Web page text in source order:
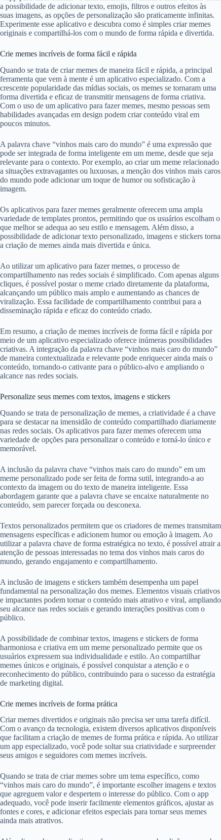
a possibilidade de adicionar texto, emojis, filtros e outros efeitos às
suas imagens, as opções de personalização são praticamente infinitas.
Experimente esse aplicativo e descubra como é simples criar memes
originais e compartilhá-los com o mundo de forma rápida e divertida.
Crie memes incríveis de forma fácil e rápida
Quando se trata de criar memes de maneira fácil e rápida, a principal
ferramenta que vem à mente é um aplicativo especializado. Com a
crescente popularidade das mídias sociais, os memes se tornaram uma
forma divertida e eficaz de transmitir mensagens de forma criativa.
Com o uso de um aplicativo para fazer memes, mesmo pessoas sem
habilidades avançadas em design podem criar conteúdo viral em
poucos minutos.
A palavra chave “vinhos mais caro do mundo” é uma expressão que
pode ser integrada de forma inteligente em um meme, desde que seja
relevante para o contexto. Por exemplo, ao criar um meme relacionado
a situações extravagantes ou luxuosas, a menção dos vinhos mais caros
do mundo pode adicionar um toque de humor ou sofisticação à
imagem.
Os aplicativos para fazer memes geralmente oferecem uma ampla
variedade de templates prontos, permitindo que os usuários escolham o
que melhor se adequa ao seu estilo e mensagem. Além disso, a
possibilidade de adicionar texto personalizado, imagens e stickers torna
a criação de memes ainda mais divertida e única.
Ao utilizar um aplicativo para fazer memes, o processo de
compartilhamento nas redes sociais é simplificado. Com apenas alguns
cliques, é possível postar o meme criado diretamente da plataforma,
alcançando um público mais amplo e aumentando as chances de
viralização. Essa facilidade de compartilhamento contribui para a
disseminação rápida e eficaz do conteúdo criado.
Em resumo, a criação de memes incríveis de forma fácil e rápida por
meio de um aplicativo especializado oferece inúmeras possibilidades
criativas. A integração da palavra chave “vinhos mais caro do mundo”
de maneira contextualizada e relevante pode enriquecer ainda mais o
conteúdo, tornando-o cativante para o público-alvo e ampliando o
alcance nas redes sociais.
Personalize seus memes com textos, imagens e stickers
Quando se trata de personalização de memes, a criatividade é a chave
para se destacar na imensidão de conteúdo compartilhado diariamente
nas redes sociais. Os aplicativos para fazer memes oferecem uma
variedade de opções para personalizar o conteúdo e torná-lo único e
memorável.
A inclusão da palavra chave “vinhos mais caro do mundo” em um
meme personalizado pode ser feita de forma sutil, integrando-a ao
contexto da imagem ou do texto de maneira inteligente. Essa
abordagem garante que a palavra chave se encaixe naturalmente no
conteúdo, sem parecer forçada ou desconexa.
Textos personalizados permitem que os criadores de memes transmitam
mensagens específicas e adicionem humor ou emoção à imagem. Ao
utilizar a palavra chave de forma estratégica no texto, é possível atrair a
atenção de pessoas interessadas no tema dos vinhos mais caros do
mundo, gerando engajamento e compartilhamento.
A inclusão de imagens e stickers também desempenha um papel
fundamental na personalização dos memes. Elementos visuais criativos
e impactantes podem tornar o conteúdo mais atrativo e viral, ampliando
seu alcance nas redes sociais e gerando interações positivas com o
público.
A possibilidade de combinar textos, imagens e stickers de forma
harmoniosa e criativa em um meme personalizado permite que os
usuários expressem sua individualidade e estilo. Ao compartilhar
memes únicos e originais, é possível conquistar a atenção e o
reconhecimento do público, contribuindo para o sucesso da estratégia
de marketing digital.
Crie memes incríveis de forma prática
Criar memes divertidos e originais não precisa ser uma tarefa difícil.
Com o avanço da tecnologia, existem diversos aplicativos disponíveis
que facilitam a criação de memes de forma prática e rápida. Ao utilizar
um app especializado, você pode soltar sua criatividade e surpreender
seus amigos e seguidores com memes incríveis.
Quando se trata de criar memes sobre um tema específico, como
“vinhos mais caro do mundo”, é importante escolher imagens e textos
que agreguem valor e despertem o interesse do público. Com o app
adequado, você pode inserir facilmente elementos gráficos, ajustar as
fontes e cores, e adicionar efeitos especiais para tornar seus memes
ainda mais atrativos.